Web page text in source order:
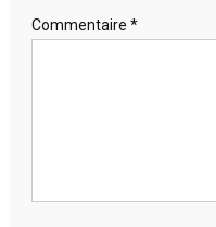
Commentaire *